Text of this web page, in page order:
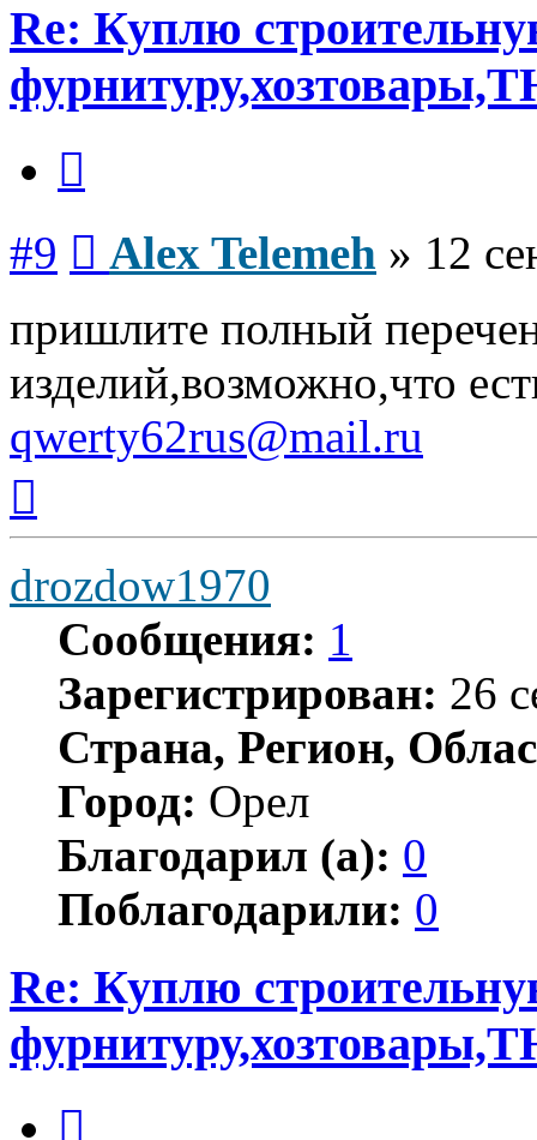
Re: Куплю
#9 Alex Telemeh » 12
пришлите полный
изделий,возможно,что
qwerty62rus@mail.ru
началу
drozdow1970
Сообщения: 1
Зарегистрирован: 26
Страна, Регион,
Город: Орел
Благодарил (а): 0
Поблагодарили: 0
Re: Куплю